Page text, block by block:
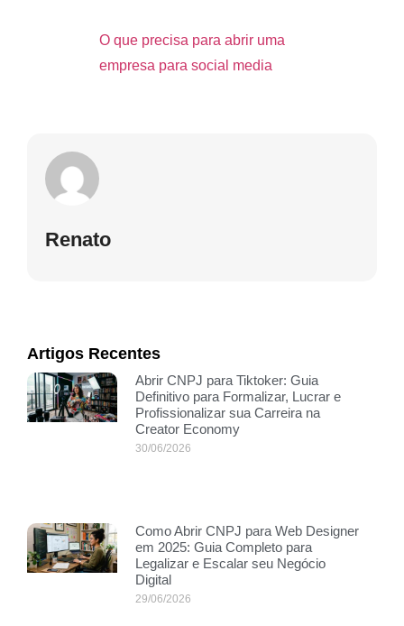
O que precisa para abrir uma
empresa para social media
Renato
Artigos Recentes
Abrir CNPJ para Tiktoker: Guia
Definitivo para Formalizar, Lucrar e
Profissionalizar sua Carreira na
Creator Economy
30/06/2026
Como Abrir CNPJ para Web Designer
em 2025: Guia Completo para
Legalizar e Escalar seu Negócio
Digital
29/06/2026